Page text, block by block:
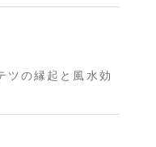
ツの縁起と風水効